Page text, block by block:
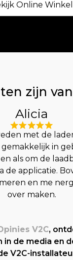
Online Winkel
zijn
Alicia
met de
in
als om de
de applicatie.
en me
over maken.
V2C,
in de media en
V2C-